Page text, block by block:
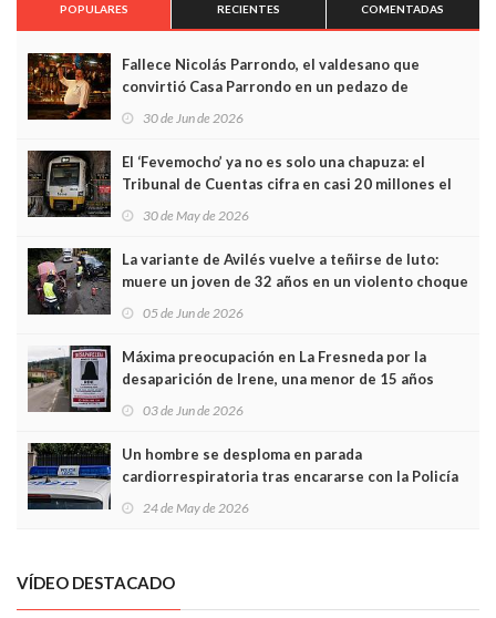
POPULARES RECIENTES COMENTADAS
Fallece Nicolás Parrondo, el valdesano que
convirtió Casa Parrondo en un pedazo de
Asturias en Madrid
30 de Jun de 2026
El ‘Fevemocho’ ya no es solo una chapuza: el
Tribunal de Cuentas cifra en casi 20 millones el
sobrecoste de los trenes que no cabían por los
30 de May de 2026
La variante de Avilés vuelve a teñirse de luto:
muere un joven de 32 años en un violento choque
frontal
05 de Jun de 2026
Máxima preocupación en La Fresneda por la
desaparición de Irene, una menor de 15 años
03 de Jun de 2026
Un hombre se desploma en parada
cardiorrespiratoria tras encararse con la Policía
Local en Luanco
24 de May de 2026
VÍDEO DESTACADO